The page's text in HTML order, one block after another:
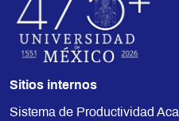
Sitios internos
Sistema de Productividad